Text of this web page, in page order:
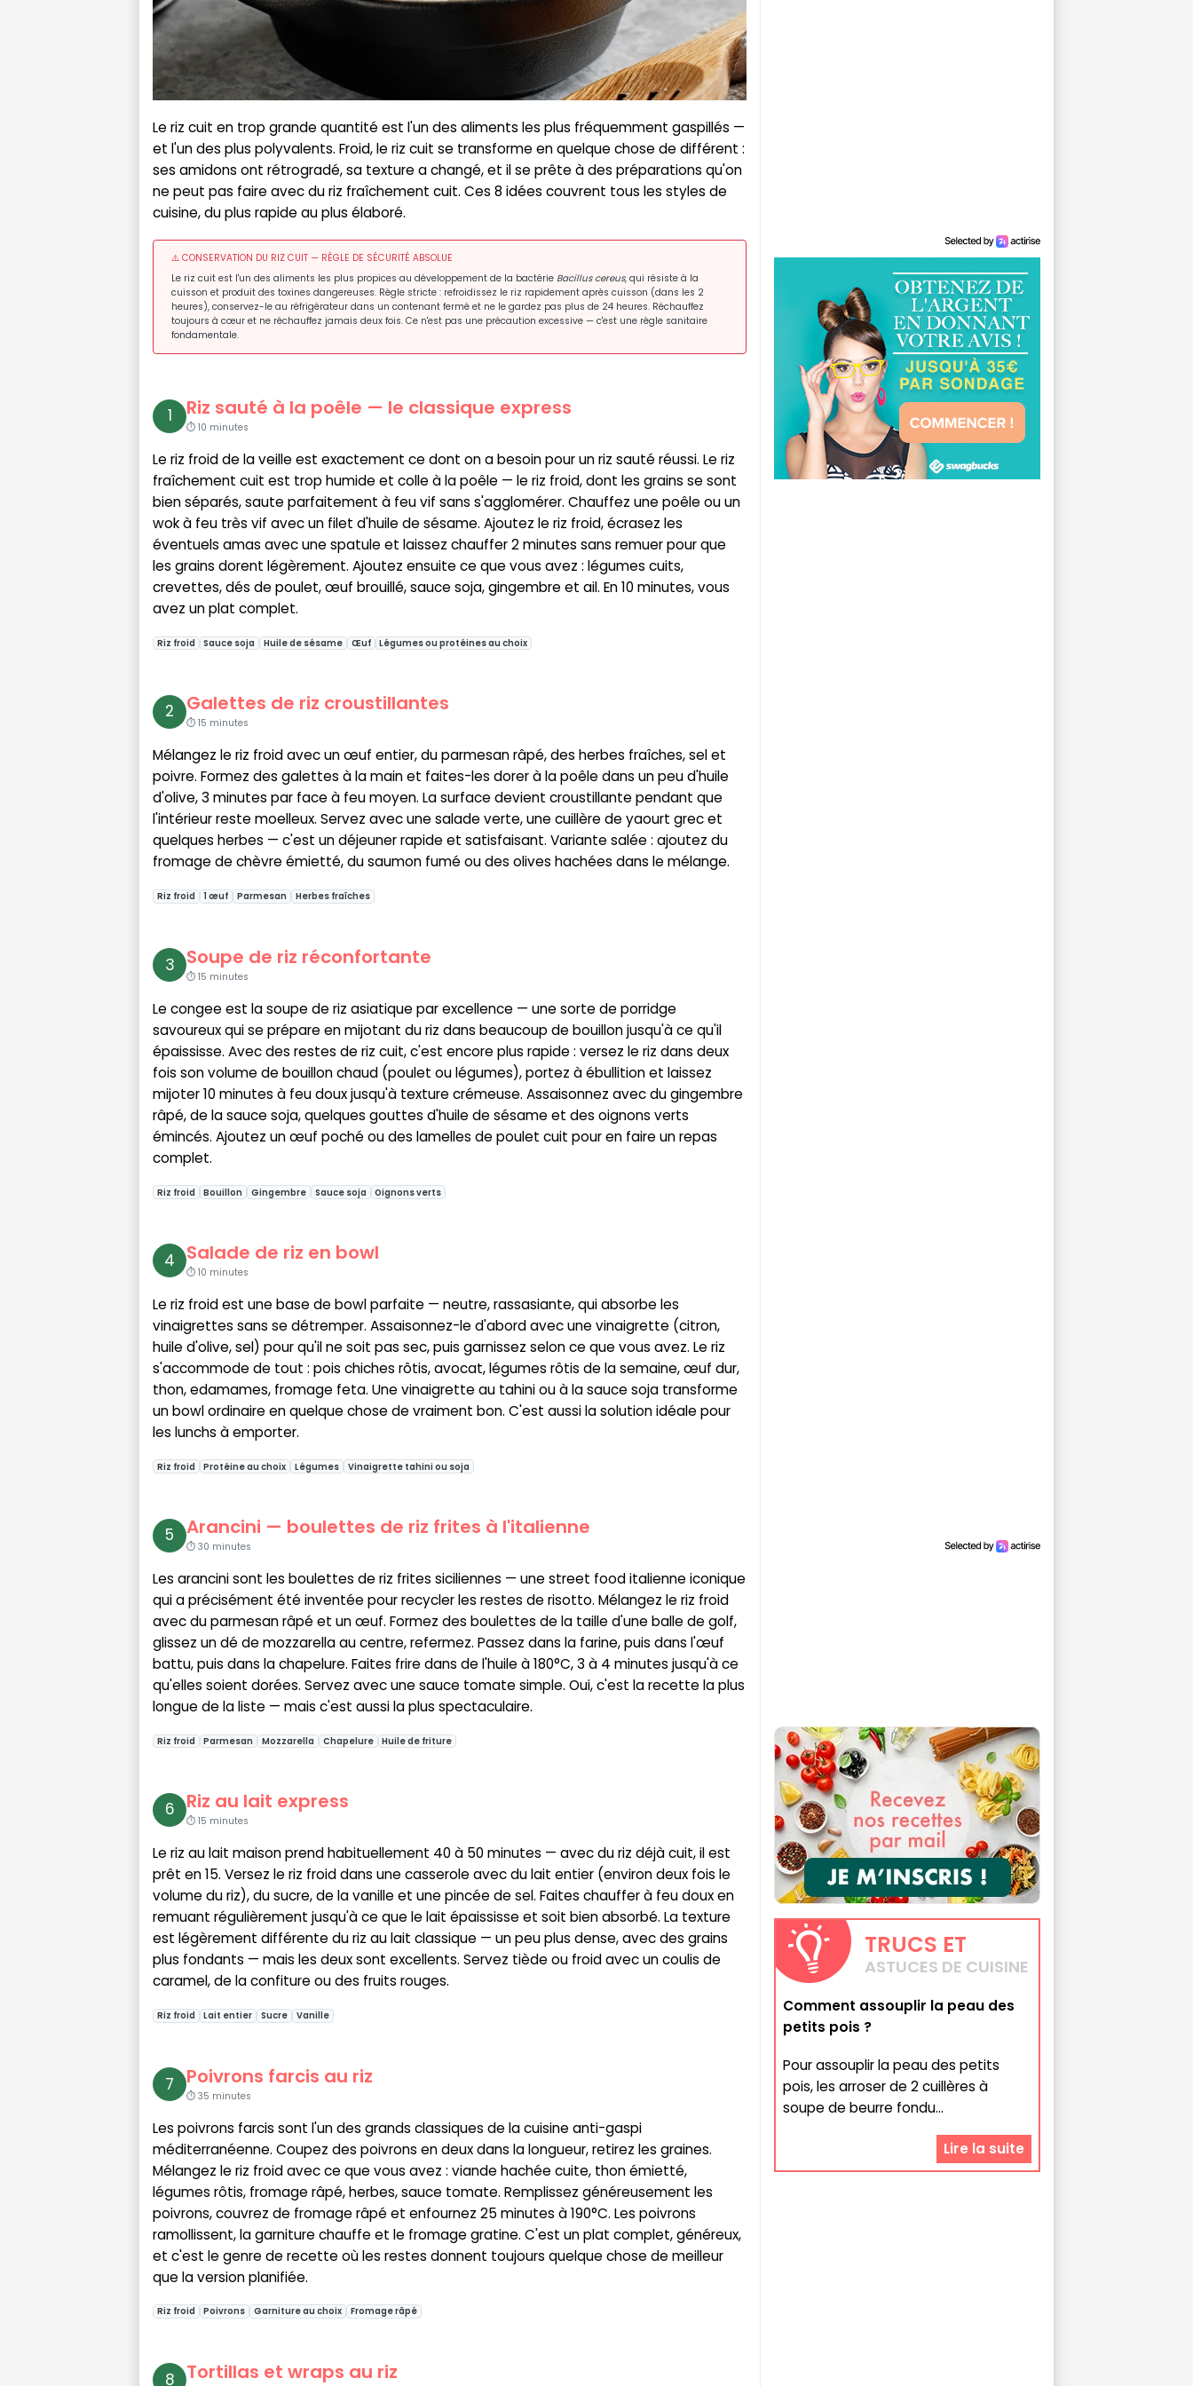
Le riz cuit en trop grande quantité est l'un des aliments les plus fréquemment gaspillés —
et l'un des plus polyvalents. Froid, le riz cuit se transforme en quelque chose de différent :
ses amidons ont rétrogradé, sa texture a changé, et il se prête à des préparations qu'on
ne peut pas faire avec du riz fraîchement cuit. Ces 8 idées couvrent tous les styles de
cuisine, du plus rapide au plus élaboré.
⚠️ CONSERVATION DU RIZ CUIT — RÈGLE DE SÉCURITÉ ABSOLUE
Le riz cuit est l'un des aliments les plus propices au développement de la bactérie Bacillus cereus, qui résiste à la
cuisson et produit des toxines dangereuses. Règle stricte : refroidissez le riz rapidement après cuisson (dans les 2
heures), conservez-le au réfrigérateur dans un contenant fermé et ne le gardez pas plus de 24 heures. Réchauffez
toujours à cœur et ne réchauffez jamais deux fois. Ce n'est pas une précaution excessive — c'est une règle sanitaire
fondamentale.
1 Riz sauté à la poêle — le classique express
⏱ 10 minutes
Le riz froid de la veille est exactement ce dont on a besoin pour un riz sauté réussi. Le riz
fraîchement cuit est trop humide et colle à la poêle — le riz froid, dont les grains se sont
bien séparés, saute parfaitement à feu vif sans s'agglomérer. Chauffez une poêle ou un
wok à feu très vif avec un filet d'huile de sésame. Ajoutez le riz froid, écrasez les
éventuels amas avec une spatule et laissez chauffer 2 minutes sans remuer pour que
les grains dorent légèrement. Ajoutez ensuite ce que vous avez : légumes cuits,
crevettes, dés de poulet, œuf brouillé, sauce soja, gingembre et ail. En 10 minutes, vous
avez un plat complet.
Riz froid Sauce soja Huile de sésame Œuf Légumes ou protéines au choix
2 Galettes de riz croustillantes
⏱ 15 minutes
Mélangez le riz froid avec un œuf entier, du parmesan râpé, des herbes fraîches, sel et
poivre. Formez des galettes à la main et faites-les dorer à la poêle dans un peu d'huile
d'olive, 3 minutes par face à feu moyen. La surface devient croustillante pendant que
l'intérieur reste moelleux. Servez avec une salade verte, une cuillère de yaourt grec et
quelques herbes — c'est un déjeuner rapide et satisfaisant. Variante salée : ajoutez du
fromage de chèvre émietté, du saumon fumé ou des olives hachées dans le mélange.
Riz froid 1 œuf Parmesan Herbes fraîches
3 Soupe de riz réconfortante
⏱ 15 minutes
Le congee est la soupe de riz asiatique par excellence — une sorte de porridge
savoureux qui se prépare en mijotant du riz dans beaucoup de bouillon jusqu'à ce qu'il
épaississe. Avec des restes de riz cuit, c'est encore plus rapide : versez le riz dans deux
fois son volume de bouillon chaud (poulet ou légumes), portez à ébullition et laissez
mijoter 10 minutes à feu doux jusqu'à texture crémeuse. Assaisonnez avec du gingembre
râpé, de la sauce soja, quelques gouttes d'huile de sésame et des oignons verts
émincés. Ajoutez un œuf poché ou des lamelles de poulet cuit pour en faire un repas
complet.
Riz froid Bouillon Gingembre Sauce soja Oignons verts
4 Salade de riz en bowl
⏱ 10 minutes
Le riz froid est une base de bowl parfaite — neutre, rassasiante, qui absorbe les
vinaigrettes sans se détremper. Assaisonnez-le d'abord avec une vinaigrette (citron,
huile d'olive, sel) pour qu'il ne soit pas sec, puis garnissez selon ce que vous avez. Le riz
s'accommode de tout : pois chiches rôtis, avocat, légumes rôtis de la semaine, œuf dur,
thon, edamames, fromage feta. Une vinaigrette au tahini ou à la sauce soja transforme
un bowl ordinaire en quelque chose de vraiment bon. C'est aussi la solution idéale pour
les lunchs à emporter.
Riz froid Protéine au choix Légumes Vinaigrette tahini ou soja
5 Arancini — boulettes de riz frites à l'italienne
⏱ 30 minutes
Les arancini sont les boulettes de riz frites siciliennes — une street food italienne iconique
qui a précisément été inventée pour recycler les restes de risotto. Mélangez le riz froid
avec du parmesan râpé et un œuf. Formez des boulettes de la taille d'une balle de golf,
glissez un dé de mozzarella au centre, refermez. Passez dans la farine, puis dans l'œuf
battu, puis dans la chapelure. Faites frire dans de l'huile à 180°C, 3 à 4 minutes jusqu'à ce
qu'elles soient dorées. Servez avec une sauce tomate simple. Oui, c'est la recette la plus
longue de la liste — mais c'est aussi la plus spectaculaire.
Riz froid Parmesan Mozzarella Chapelure Huile de friture
6 Riz au lait express
⏱ 15 minutes
Le riz au lait maison prend habituellement 40 à 50 minutes — avec du riz déjà cuit, il est
prêt en 15. Versez le riz froid dans une casserole avec du lait entier (environ deux fois le
volume du riz), du sucre, de la vanille et une pincée de sel. Faites chauffer à feu doux en
remuant régulièrement jusqu'à ce que le lait épaississe et soit bien absorbé. La texture
est légèrement différente du riz au lait classique — un peu plus dense, avec des grains
plus fondants — mais les deux sont excellents. Servez tiède ou froid avec un coulis de
caramel, de la confiture ou des fruits rouges.
Riz froid Lait entier Sucre Vanille
7 Poivrons farcis au riz
⏱ 35 minutes
Les poivrons farcis sont l'un des grands classiques de la cuisine anti-gaspi
méditerranéenne. Coupez des poivrons en deux dans la longueur, retirez les graines.
Mélangez le riz froid avec ce que vous avez : viande hachée cuite, thon émietté,
légumes rôtis, fromage râpé, herbes, sauce tomate. Remplissez généreusement les
poivrons, couvrez de fromage râpé et enfournez 25 minutes à 190°C. Les poivrons
ramollissent, la garniture chauffe et le fromage gratine. C'est un plat complet, généreux,
et c'est le genre de recette où les restes donnent toujours quelque chose de meilleur
que la version planifiée.
Riz froid Poivrons Garniture au choix Fromage râpé
8 Tortillas et wraps au riz
TRUCS ET
ASTUCES DE CUISINE
Comment assouplir la peau des
petits pois ?
Pour assouplir la peau des petits
pois, les arroser de 2 cuillères à
soupe de beurre fondu...
Lire la suite